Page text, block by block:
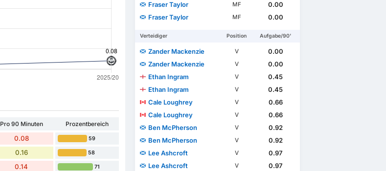
Pro 90 Minuten
Prozentbereich
0.08 59
0.16 58
0.14 71
Fraser Taylor
MF
0.00
Fraser Taylor
MF 0.00
Verteidiger Position Aufgabe/90'
Zander Mackenzie V
0.00
Zander Mackenzie
V
0.00
Ethan Ingram
V
0.45
Ethan Ingram
V
0.45
Cale Loughrey
V
0.66
Cale Loughrey
V
0.66
Ben McPherson
V
0.92
Ben McPherson
V
0.92
Lee Ashcroft
V
0.97
Lee Ashcroft
V
0.97